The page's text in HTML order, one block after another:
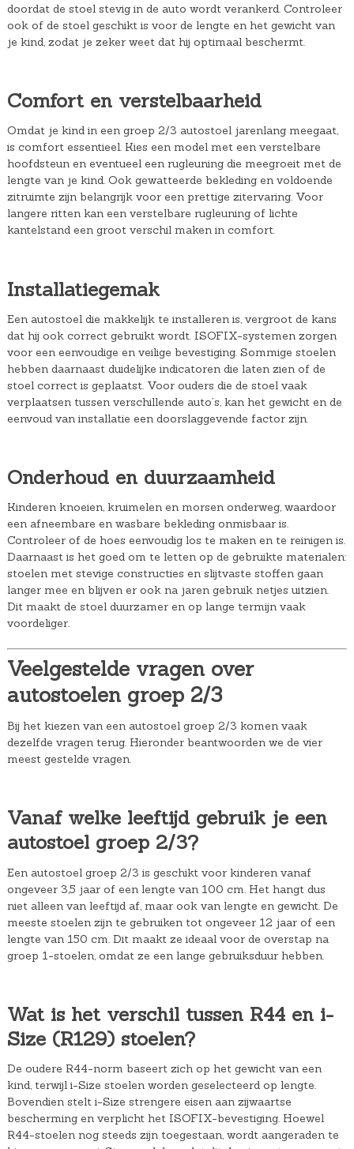
doordat de stoel stevig in de auto wordt verankerd. Controleer
ook of de stoel geschikt is voor de lengte en het gewicht van
je kind, zodat je zeker weet dat hij optimaal beschermt.
Comfort en verstelbaarheid
Omdat je kind in een groep 2/3 autostoel jarenlang meegaat,
is comfort essentieel. Kies een model met een verstelbare
hoofdsteun en eventueel een rugleuning die meegroeit met de
lengte van je kind. Ook gewatteerde bekleding en voldoende
zitruimte zijn belangrijk voor een prettige zitervaring. Voor
langere ritten kan een verstelbare rugleuning of lichte
kantelstand een groot verschil maken in comfort.
Installatiegemak
Een autostoel die makkelijk te installeren is, vergroot de kans
dat hij ook correct gebruikt wordt. ISOFIX-systemen zorgen
voor een eenvoudige en veilige bevestiging. Sommige stoelen
hebben daarnaast duidelijke indicatoren die laten zien of de
stoel correct is geplaatst. Voor ouders die de stoel vaak
verplaatsen tussen verschillende auto’s, kan het gewicht en de
eenvoud van installatie een doorslaggevende factor zijn.
Onderhoud en duurzaamheid
Kinderen knoeien, kruimelen en morsen onderweg, waardoor
een afneembare en wasbare bekleding onmisbaar is.
Controleer of de hoes eenvoudig los te maken en te reinigen is.
Daarnaast is het goed om te letten op de gebruikte materialen:
stoelen met stevige constructies en slijtvaste stoffen gaan
langer mee en blijven er ook na jaren gebruik netjes uitzien.
Dit maakt de stoel duurzamer en op lange termijn vaak
voordeliger.
Veelgestelde vragen over
autostoelen groep 2/3
Bij het kiezen van een autostoel groep 2/3 komen vaak
dezelfde vragen terug. Hieronder beantwoorden we de vier
meest gestelde vragen.
Vanaf welke leeftijd gebruik je een
autostoel groep 2/3?
Een autostoel groep 2/3 is geschikt voor kinderen vanaf
ongeveer 3,5 jaar of een lengte van 100 cm. Het hangt dus
niet alleen van leeftijd af, maar ook van lengte en gewicht. De
meeste stoelen zijn te gebruiken tot ongeveer 12 jaar of een
lengte van 150 cm. Dit maakt ze ideaal voor de overstap na
groep 1-stoelen, omdat ze een lange gebruiksduur hebben.
Wat is het verschil tussen R44 en i-
Size (R129) stoelen?
De oudere R44-norm baseert zich op het gewicht van een
kind, terwijl i-Size stoelen worden geselecteerd op lengte.
Bovendien stelt i-Size strengere eisen aan zijwaartse
bescherming en verplicht het ISOFIX-bevestiging. Hoewel
R44-stoelen nog steeds zijn toegestaan, wordt aangeraden te